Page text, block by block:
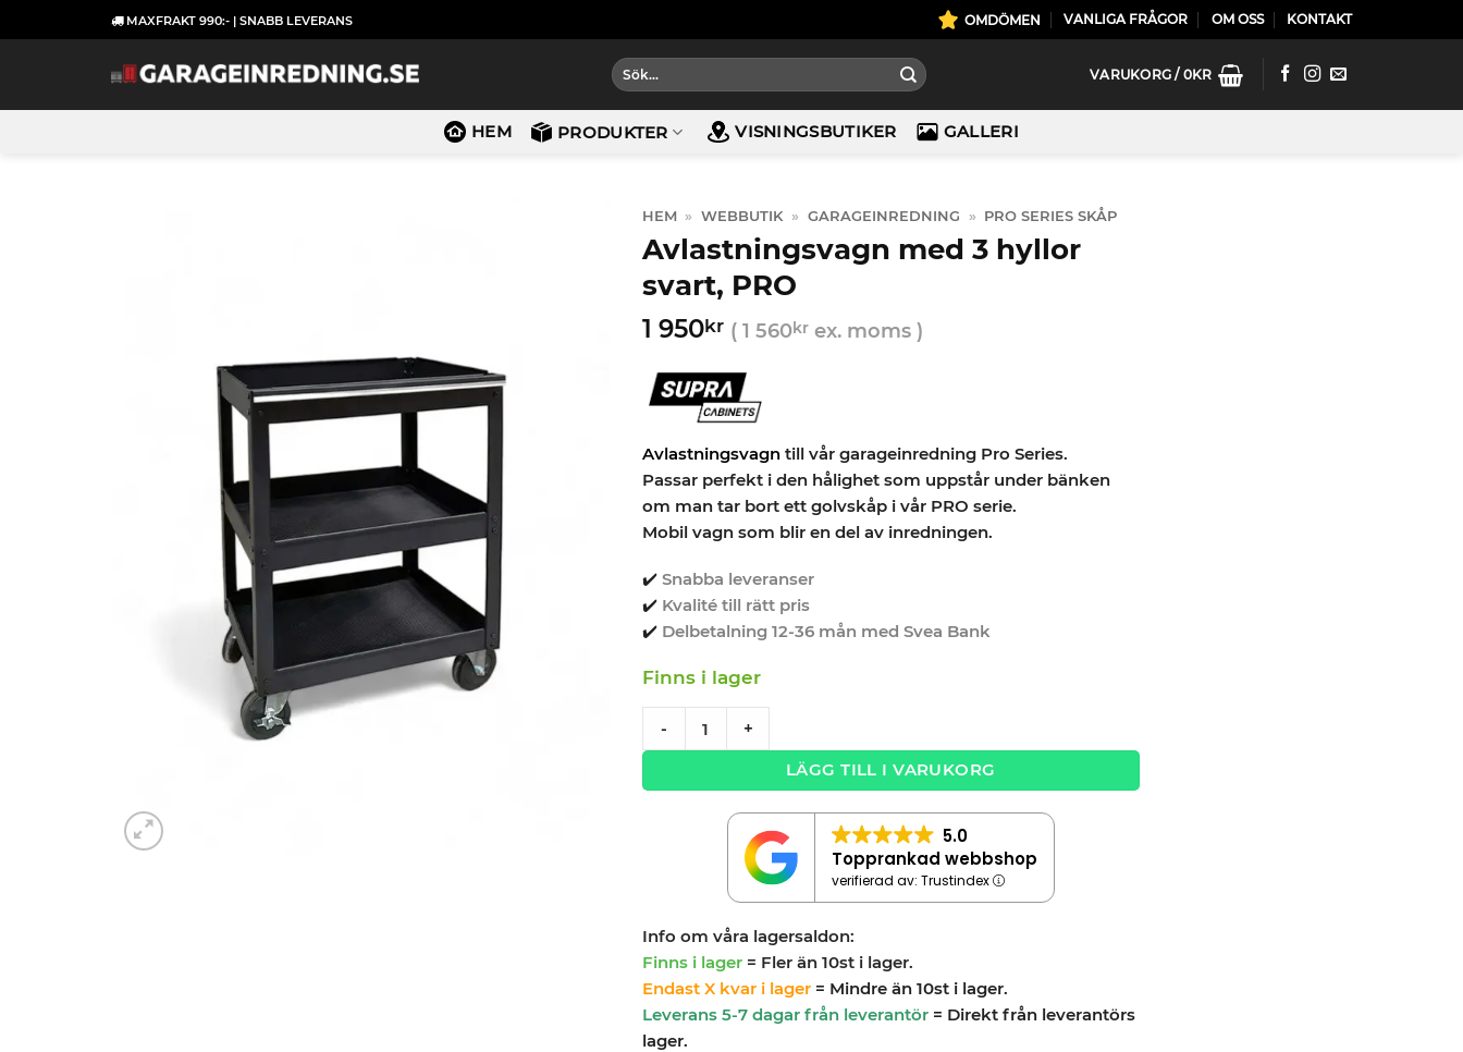
to
MAXFRAKT 990:- | SNABB LEVERANS OMDÖMEN VANLIGA FRÅGOR OM OSS KONTAKT
Sök
efter:
VARUKORG / 0KR
HEM PRODUKTER VISNINGSBUTIKER GALLERI
HEM » WEBBUTIK » GARAGEINREDNING » PRO SERIES SKÅP
Avlastningsvagn med 3 hyllor
svart, PRO
1 950kr ( 1 560krex. moms )
Avlastningsvagntill vår garageinredning Pro Series.
Passar perfekt i den hålighet som uppstår under bänken
om man tar bort ett golvskåp i vår PRO serie.
Mobil vagn som blir en del av inredningen.
✔️ Snabba leveranser
✔️ Kvalité till rätt pris
✔️ Delbetalning 12-36 mån med Svea Bank
Finns i lager
- +
LÄGG TILL I VARUKORG
5.0
Topprankad webbshop
verifierad av: Trustindex
Info om våra lagersaldon:
Finns i lager = Fler än 10st i lager.
Endast X kvar i lager = Mindre än 10st i lager.
Leverans 5-7 dagar från leverantör= Direkt från leverantörs
lager.